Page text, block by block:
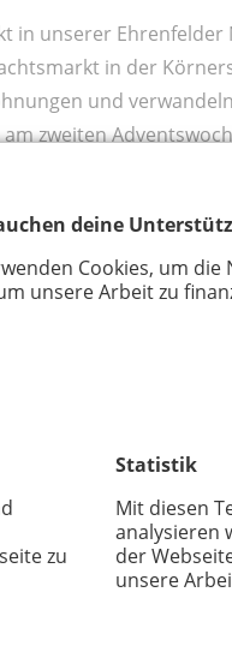
deine
Cookies, um
unsere Arbeit zu
zu
Statistik
Mit diesen
analysieren
der
unsere
in unserer
in der
und
zweiten
Jahr könnt ihr auch
„längsten
im